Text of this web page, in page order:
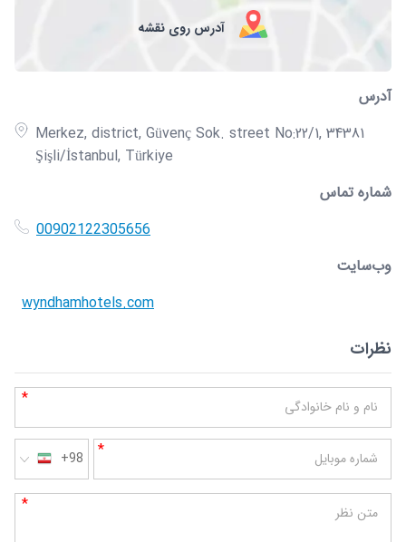
آدرس روی نقشه
آدرس
Merkez, district, Güvenç Sok. street No:22/1, 34381
Şişli/İstanbul, Türkiye
شماره تماس
00902122305656
وب‌سایت
wyndhamhotels.com
نظرات
نام و نام خانوادگی *
+98 شماره موبایل *
متن نظر *